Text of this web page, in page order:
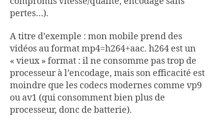
pertes…).
A titre d’exemple : mon mobile prend des
vidéos au format mp4=h264+aac. h264 est un
« vieux » format : il ne consomme pas trop de
processeur à l’encodage, mais son efficacité est
moindre que les codecs modernes comme vp9
ou av1 (qui consomment bien plus de
processeur, donc de batterie).